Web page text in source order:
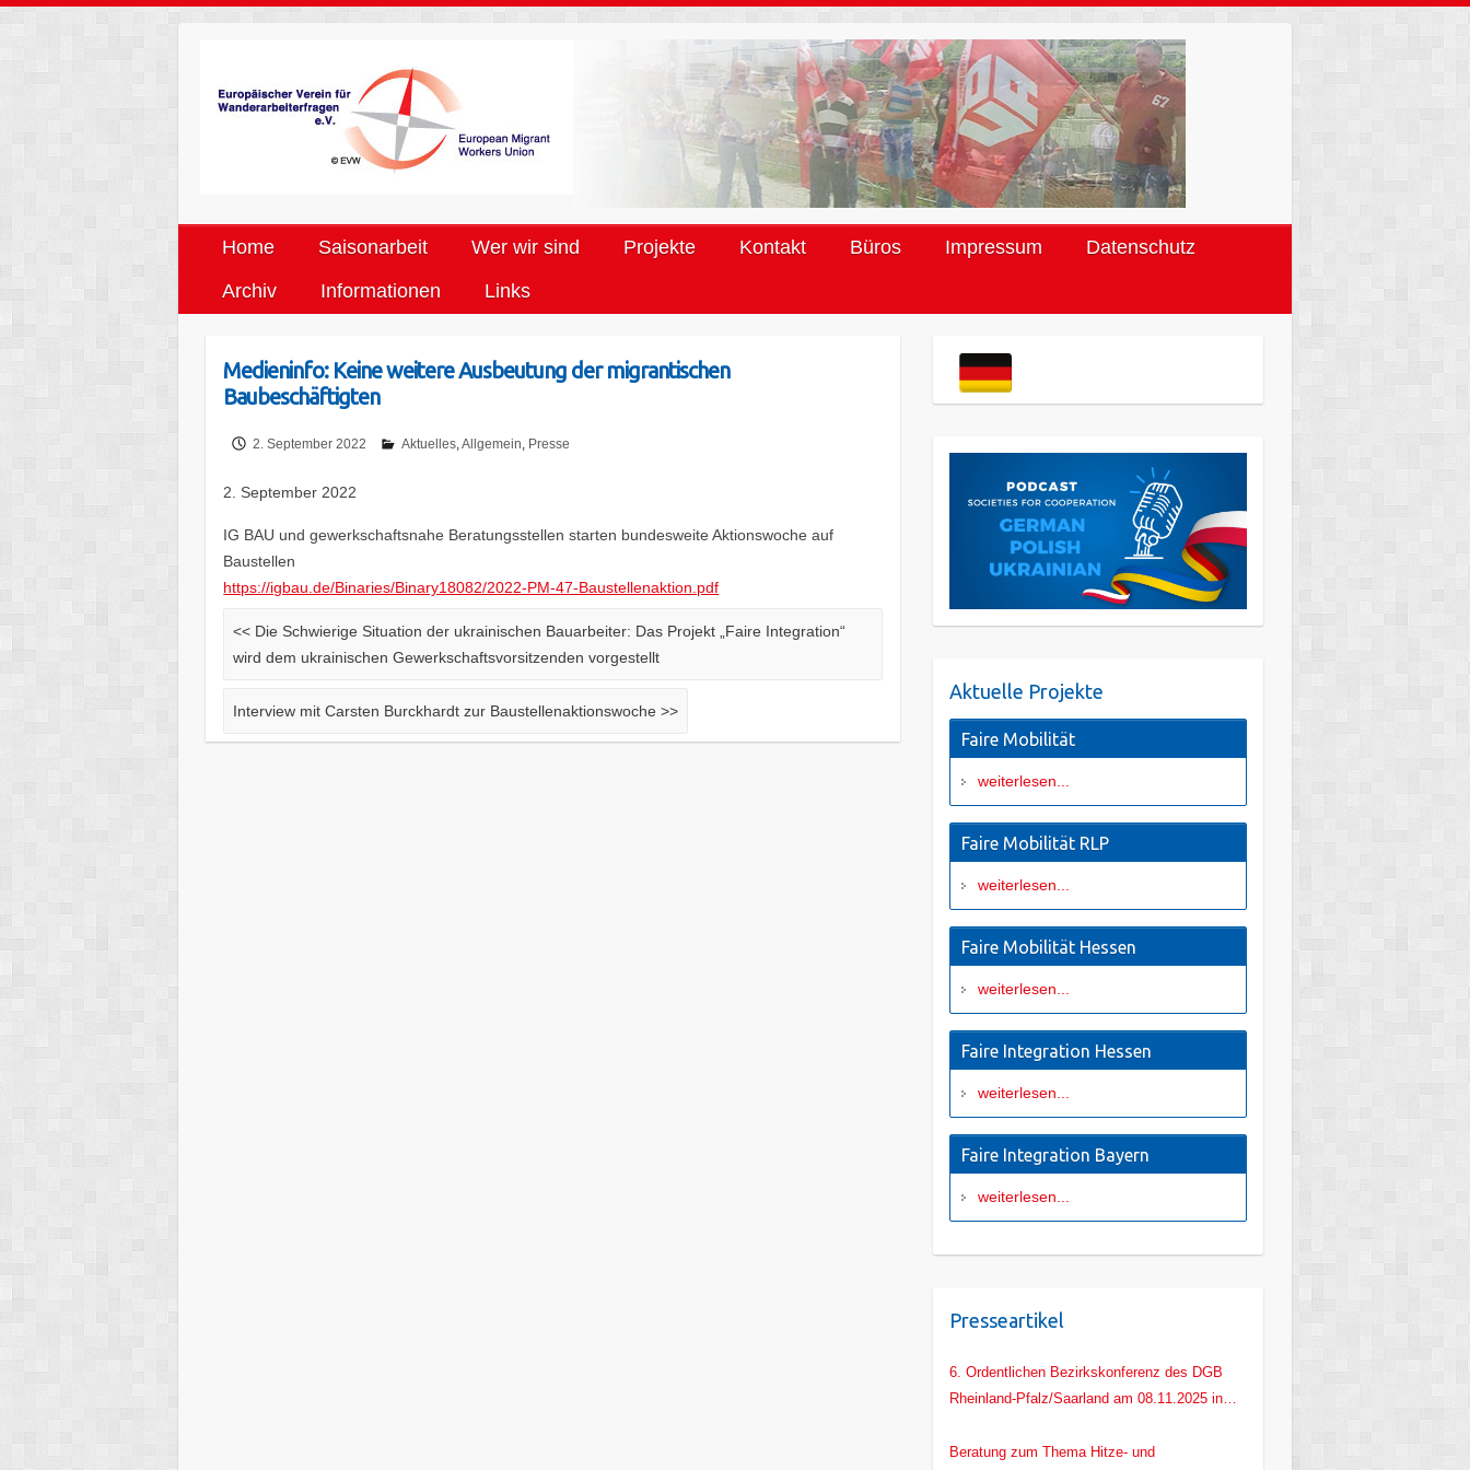
Home Saisonarbeit Wer wir sind Projekte Kontakt Büros Impressum
Datenschutz
Archiv
Informationen Links
Medieninfo: Keine weitere Ausbeutung der migrantischen
Baubeschäftigten
2. September 2022 Aktuelles,Allgemein, Presse
2. September 2022
IG BAU und gewerkschaftsnahe Beratungsstellen starten bundesweite Aktionswoche auf
Baustellen
https://igbau.de/Binaries/Binary18082/2022-PM-47-Baustellenaktion.pdf
<< Die Schwierige Situation der ukrainischen Bauarbeiter: Das Projekt „Faire Integration“
wird dem ukrainischen Gewerkschaftsvorsitzenden vorgestellt
Interview mit Carsten Burckhardt zur Baustellenaktionswoche>>
Aktuelle Projekte
Faire Mobilität
weiterlesen...
Faire Mobilität RLP
weiterlesen...
Faire Mobilität Hessen
weiterlesen...
Faire Integration Hessen
weiterlesen...
Faire Integration Bayern
weiterlesen...
Presseartikel
6. Ordentlichen Bezirkskonferenz des DGB
Rheinland-Pfalz/Saarland am 08.11.2025 in
Beratung zum Thema Hitze- und